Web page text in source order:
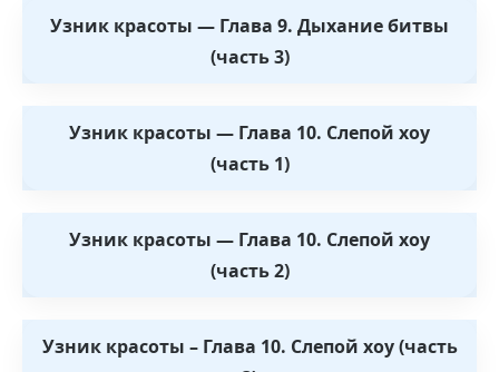
Узник красоты — Глава 9. Дыхание битвы
(часть 3)
Узник красоты — Глава 10. Слепой хоу
(часть 1)
Узник красоты — Глава 10. Слепой хоу
(часть 2)
Узник красоты – Глава 10. Слепой хоу (часть